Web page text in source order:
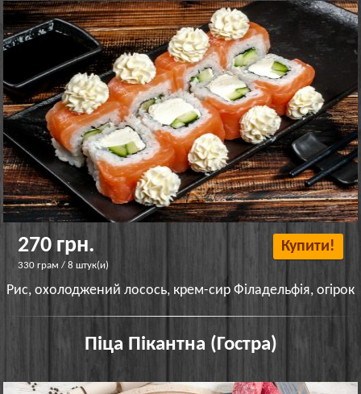
270 грн.
330 грам / 8 штук(и)
Купити!
Рис, охолоджений лосось, крем-сир Філадельфія, огірок
Піца Пікантна (Гостра)